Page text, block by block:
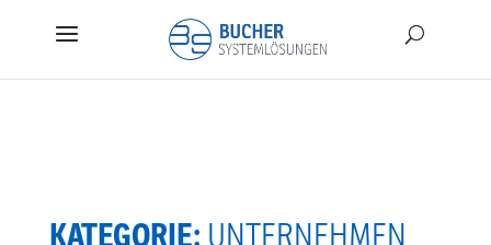
KATEGORIE: UNTERNEHMEN